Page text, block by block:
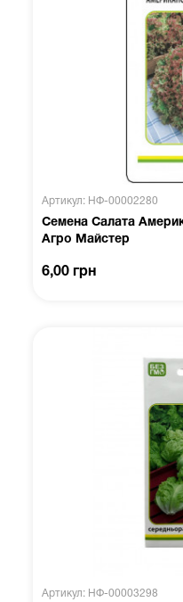
Артикул: НФ-00002280
Семена Салата
Агро Майстер
6,00 грн
Артикул: НФ-00003298